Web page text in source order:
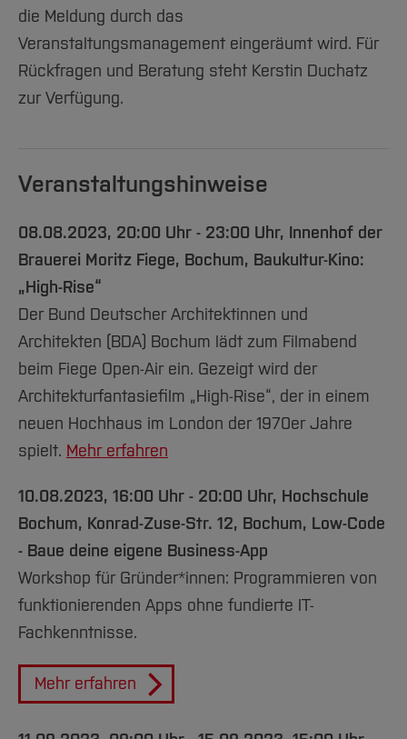
die Meldung durch das
Veranstaltungsmanagement eingeräumt wird. Für
Rückfragen und Beratung steht Kerstin Duchatz
zur Verfügung.
Veranstaltungshinweise
08.08.2023, 20:00 Uhr - 23:00 Uhr, Innenhof der
Brauerei Moritz Fiege, Bochum, Baukultur-Kino:
„High-Rise“
Der Bund Deutscher Architektinnen und
Architekten (BDA) Bochum lädt zum Filmabend
beim Fiege Open-Air ein. Gezeigt wird der
Architekturfantasiefilm „High-Rise“, der in einem
neuen Hochhaus im London der 1970er Jahre
spielt. Mehr erfahren
10.08.2023, 16:00 Uhr - 20:00 Uhr, Hochschule
Bochum, Konrad-Zuse-Str. 12, Bochum, Low-Code
- Baue deine eigene Business-App
Workshop für Gründer*innen: Programmieren von
funktionierenden Apps ohne fundierte IT-
Fachkenntnisse.
Mehr erfahren